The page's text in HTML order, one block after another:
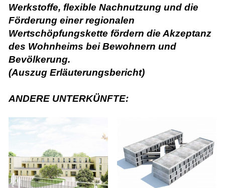
Werkstoffe, flexible Nachnutzung und die
Förderung einer regionalen
Wertschöpfungskette fördern die Akzeptanz
des Wohnheims bei Bewohnern und
Bevölkerung.
(Auszug Erläuterungsbericht)
ANDERE UNTERKÜNFTE